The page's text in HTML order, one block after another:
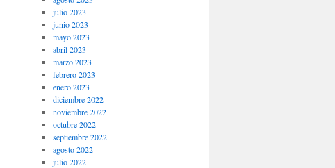
julio 2023
junio 2023
mayo 2023
abril 2023
marzo 2023
febrero 2023
enero 2023
diciembre 2022
noviembre 2022
octubre 2022
septiembre 2022
agosto 2022
julio 2022